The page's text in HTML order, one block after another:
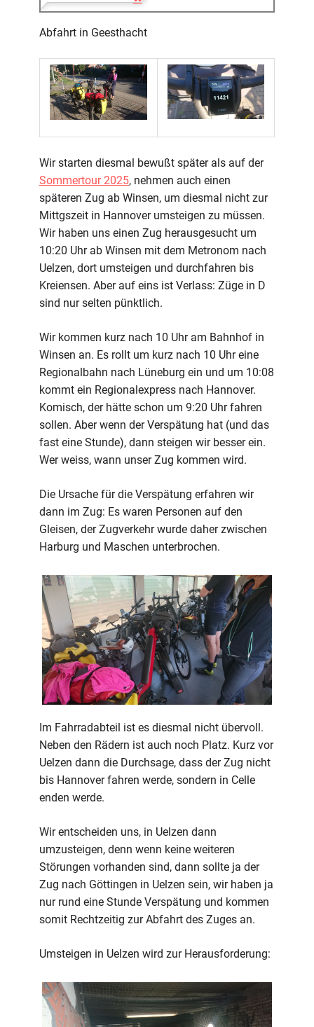
Abfahrt in Geesthacht
Wir starten diesmal bewußt später als auf der
Sommertour 2025, nehmen auch einen
späteren Zug ab Winsen, um diesmal nicht zur
Mittgszeit in Hannover umsteigen zu müssen.
Wir haben uns einen Zug herausgesucht um
10:20 Uhr ab Winsen mit dem Metronom nach
Uelzen, dort umsteigen und durchfahren bis
Kreiensen. Aber auf eins ist Verlass: Züge in D
sind nur selten pünktlich.
Wir kommen kurz nach 10 Uhr am Bahnhof in
Winsen an. Es rollt um kurz nach 10 Uhr eine
Regionalbahn nach Lüneburg ein und um 10:08
kommt ein Regionalexpress nach Hannover.
Komisch, der hätte schon um 9:20 Uhr fahren
sollen. Aber wenn der Verspätung hat (und das
fast eine Stunde), dann steigen wir besser ein.
Wer weiss, wann unser Zug kommen wird.
Die Ursache für die Verspätung erfahren wir
dann im Zug: Es waren Personen auf den
Gleisen, der Zugverkehr wurde daher zwischen
Harburg und Maschen unterbrochen.
Im Fahrradabteil ist es diesmal nicht übervoll.
Neben den Rädern ist auch noch Platz. Kurz vor
Uelzen dann die Durchsage, dass der Zug nicht
bis Hannover fahren werde, sondern in Celle
enden werde.
Wir entscheiden uns, in Uelzen dann
umzusteigen, denn wenn keine weiteren
Störungen vorhanden sind, dann sollte ja der
Zug nach Göttingen in Uelzen sein, wir haben ja
nur rund eine Stunde Verspätung und kommen
somit Rechtzeitig zur Abfahrt des Zuges an.
Umsteigen in Uelzen wird zur Herausforderung: